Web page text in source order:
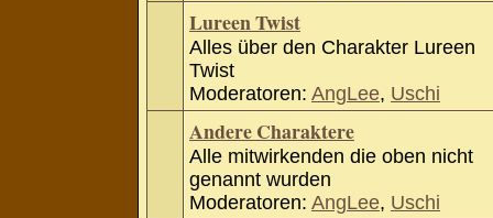
Lureen Twist
Alles über den Charakter Lureen
Twist
Moderatoren: AngLee, Uschi
Andere Charaktere
Alle mitwirkenden die oben nicht
genannt wurden
Moderatoren: AngLee, Uschi